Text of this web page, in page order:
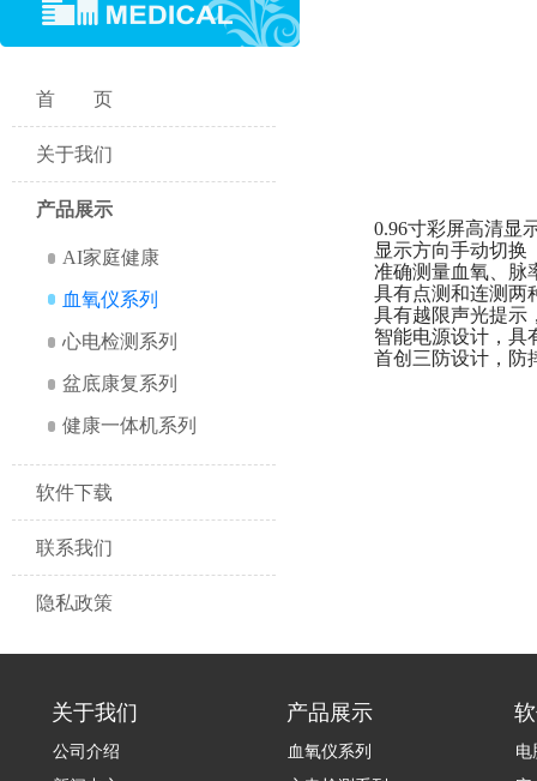
首页
关于我们
产品展示
AI家庭健康
血氧仪系列
心电检测系列
盆底康复系列
健康一体机系列
软件下载
联系我们
隐私政策
0.96寸彩屏高清显
显示方向手动切换
准确测量血氧、脉
具有点测和连测两
具有越限声光提示
智能电源设计，具
首创三防设计，防
关于我们 产品展示
公司介绍
血氧仪系列
电